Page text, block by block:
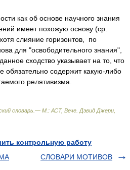
как об основе научного знания
имеет похожую основу (ср.
слияние горизонтов, по
для "освободительного знания",
сходство указывает на то, что
обязательно содержит какую-либо
релятивизма.
словарь.— М.: АСТ, Вече Дэвид Джери,
контрольную работу
СЛОВАРИ МОТИВОВ